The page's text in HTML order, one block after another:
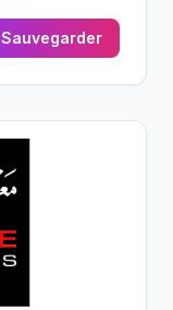
Sauvegarder